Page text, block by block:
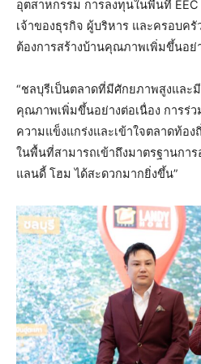
อุตสาหกรรม การลงทุนในพื้นที่
เจ้าของธุรกิจ ผู้บริหาร และครอบค
ต้องการสร้างบ้านคุณภาพเพิ่มขึ้นอย่
“ชลบุรีเป็นตลาดที่มีศักยภาพสูงและ
คุณภาพเพิ่มขึ้นอย่างต่อเนื่อง การร่
ความแข็งแกร่งและเข้าใจตลาดท้อ
ในพื้นที่สามารถเข้าถึงมาตรฐานกา
แลนดี้ โฮม ได้สะดวกมากยิ่งขึ้น”